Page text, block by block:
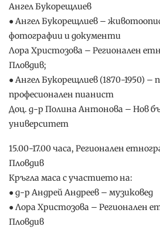
Ангел Букорещлиев
● Ангел Букорещлиев –
фотографии и документи
Лора Христозова – Регионален
Пловдив;
● Ангел Букорещлиев (1870-1950) –
професионален пианист
Доц. д-р Полина Антонова – Нов
университет
15.00-17.00 часа, Регионален
Пловдив
Кръгла маса с участието на:
● д-р Андрей Андреев – музиковед
● Лора Христозова – Регионален
Пловдив